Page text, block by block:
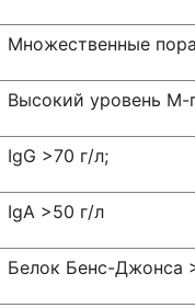
Множественные
Высокий уровень М-
IgG >70 г/л;
IgA >50 г/л
Белок Бенс-Джонса